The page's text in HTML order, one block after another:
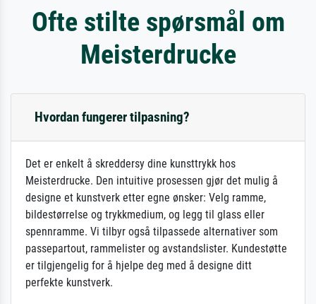
Ofte stilte spørsmål om
Meisterdrucke
Hvordan fungerer tilpasning?
Det er enkelt å skreddersy dine kunsttrykk hos
Meisterdrucke. Den intuitive prosessen gjør det mulig å
designe et kunstverk etter egne ønsker: Velg ramme,
bildestørrelse og trykkmedium, og legg til glass eller
spennramme. Vi tilbyr også tilpassede alternativer som
passepartout, rammelister og avstandslister. Kundestøtte
er tilgjengelig for å hjelpe deg med å designe ditt
perfekte kunstverk.